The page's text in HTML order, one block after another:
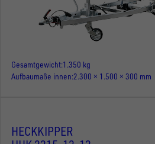
Gesamtgewicht 1.350 kg
Aufbaumaße innen 2.300 × 1.500 × 300 mm
HECKKIPPER